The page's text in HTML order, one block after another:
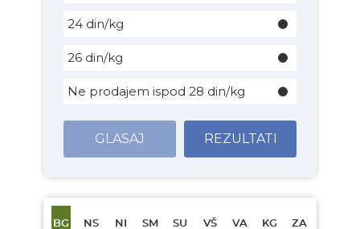
24 din/kg
26 din/kg
Ne prodajem ispod 28 din/kg
GLASAJ REZULTATI
BG NS NI SM SU VŠ VA KG ZA